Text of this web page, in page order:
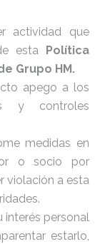
actividad que
esta
Política
Grupo HM.
apego a los
y controles
medidas en
o socio por
violación a esta
interés personal
estarlo,